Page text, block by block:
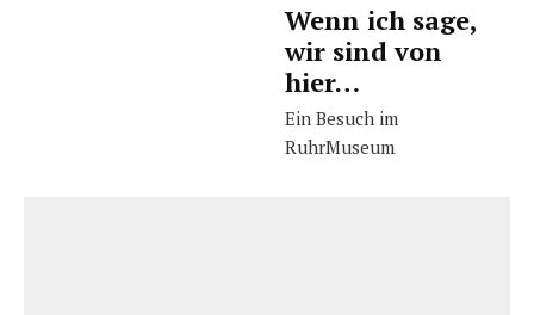
Wenn ich sage,
wir sind von
hier…
Ein Besuch im
RuhrMuseum